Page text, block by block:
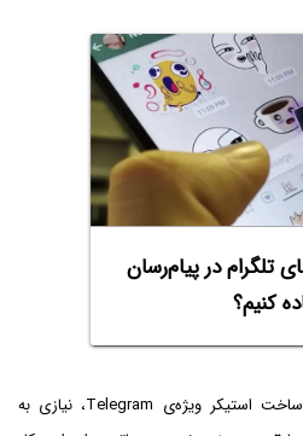
تلگرام در پیام‌رسان
نکته‌ی جالب این است که برای ساخت استیکر ویژه‌ی Telegram، نیازی به